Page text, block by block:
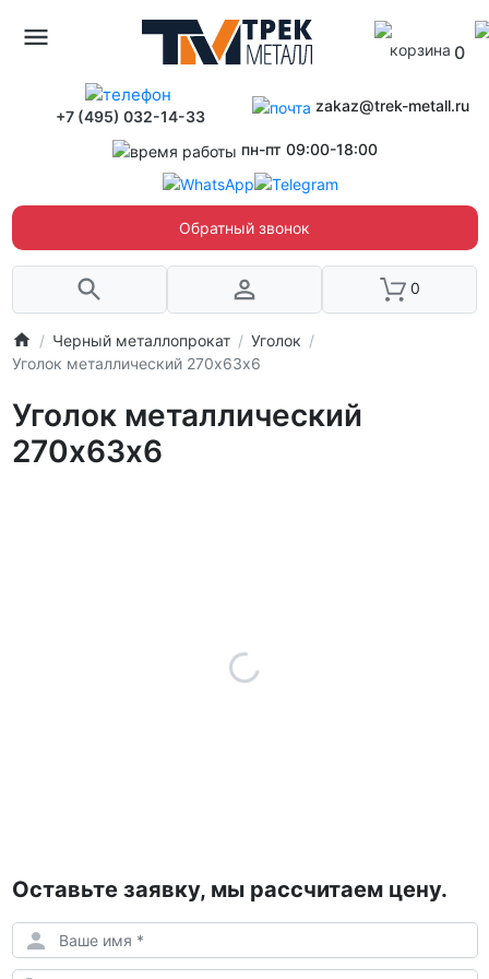
0
+7 (495) 032-14-33
zakaz@trek-metall.ru
пн-пт 09:00-18:00
Обратный звонок
0
Черный металлопрокат
Уголок
Уголок металлический 270х63х6
Уголок металлический
270х63х6
Оставьте заявку, мы рассчитаем цену.